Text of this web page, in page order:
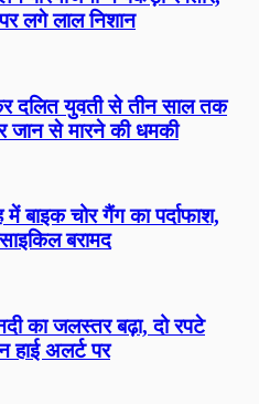
लगे लाल निशान
दलित युवती से तीन साल तक
जान से मारने की धमकी
बाइक चोर गैंग का पर्दाफाश,
बरामद
का जलस्तर बढ़ा, दो रपटे
अलर्ट पर